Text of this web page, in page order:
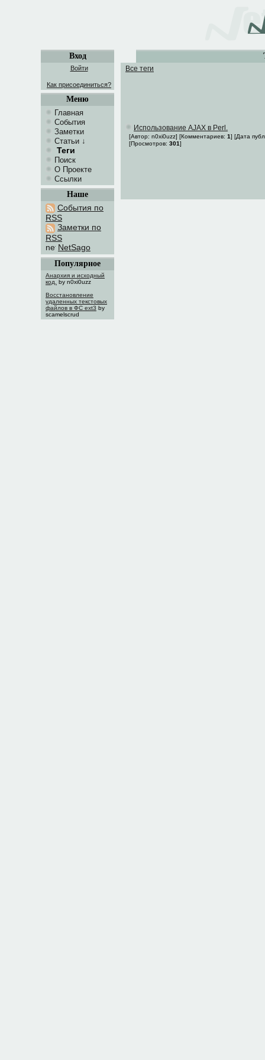
Вход
Войти
Как присоединиться?
Меню
Главная
События
Заметки
Статьи ↓
Теги
Поиск
О Проекте
Ссылки
Наше
События по
RSS
Заметки по
RSS
NetSago
Популярное
Анархия и исходный
код.
by n0xi0uzz
Восстановление
удаленных текстовых
файлов в ФС ext3 by
scamelscrud
Все теги
Использование AJAX в Perl.
[Автор: n0xi0uzz] [Комментариев: 1] [Дата
[Просмотров: 301]